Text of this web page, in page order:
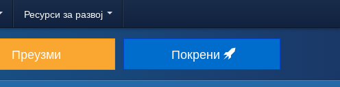
Ресурси за развој
Преузми Покрени